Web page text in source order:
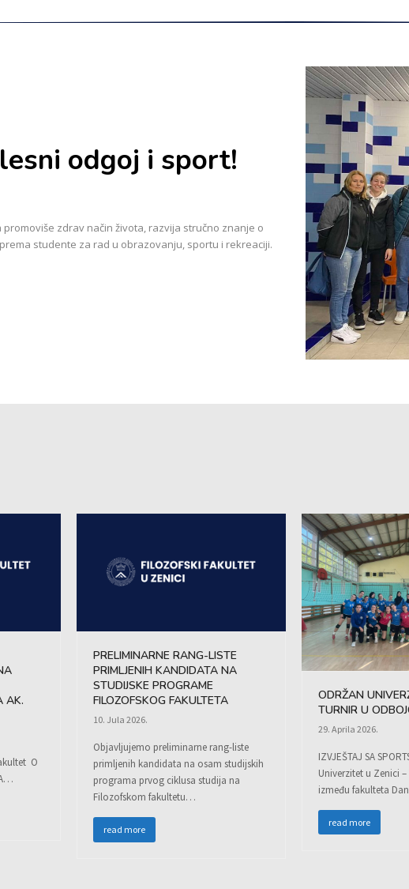
odgoj i sport!
zdrav način života, razvija stručno znanje o
studente za rad u obrazovanju, sportu i rekreaciji.
AK.
O
PRELIMINARNE RANG-LISTE
PRIMLJENIH KANDIDATA NA
STUDIJSKE PROGRAME
FILOZOFSKOG FAKULTETA
10. Jula 2026.
Objavljujemo preliminarne rang-liste
primljenih kandidata na osam studijskih
programa prvog ciklusa studija na
Filozofskom fakultetu…
read more
ODRŽAN
TURNIR U
29. Aprila 2026.
IZVJEŠTAJ SA
Univerzitet u Zenici
između fakulteta
read more